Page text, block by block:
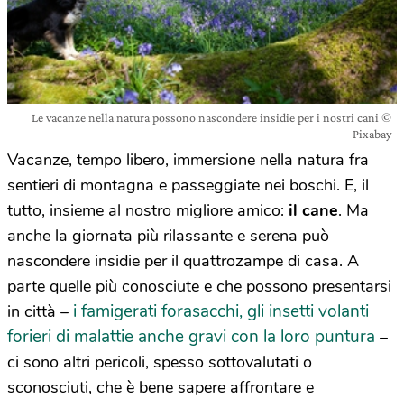
Le vacanze nella natura possono nascondere insidie per i nostri cani ©
Pixabay
Vacanze, tempo libero, immersione nella natura fra
sentieri di montagna e passeggiate nei boschi. E, il
tutto, insieme al nostro migliore amico: il cane. Ma
anche la giornata più rilassante e serena può
nascondere insidie per il quattrozampe di casa. A
parte quelle più conosciute e che possono presentarsi
in città – i famigerati forasacchi, gli insetti volanti
forieri di malattie anche gravi con la loro puntura –
ci sono altri pericoli, spesso sottovalutati o
sconosciuti, che è bene sapere affrontare e